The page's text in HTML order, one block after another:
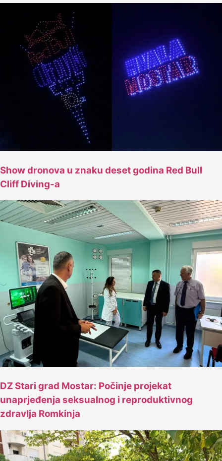
Show dronova u znaku deset godina Red Bull
Cliff Diving-a
DZ Stari grad Mostar: Počinje projekat
unaprjeđenja seksualnog i reproduktivnog
zdravlja Romkinja